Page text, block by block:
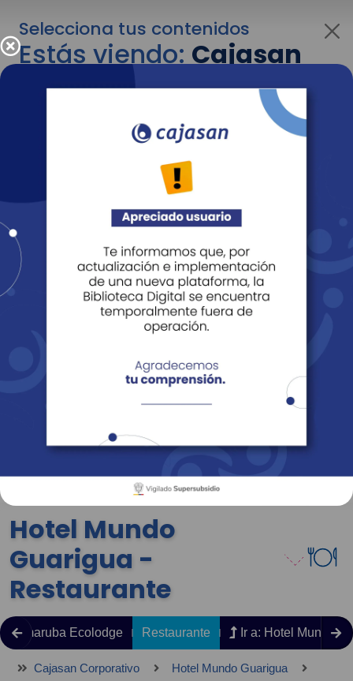
Selecciona tus contenidos
Estás viendo:Cajasan
corporativo
Para cambiar al contenido de tu interés más
adelante recuerda utilizar el menú
Entendido
Revista Fácil Vivir
Sedes Directorio Servicios En Línea
Hotel Mundo
Guarigua -
Restaurante
Simaruba Ecolodge Restaurante Ir a: Hotel Mundo
Cajasan Corporativo
Hotel Mundo Guarigua